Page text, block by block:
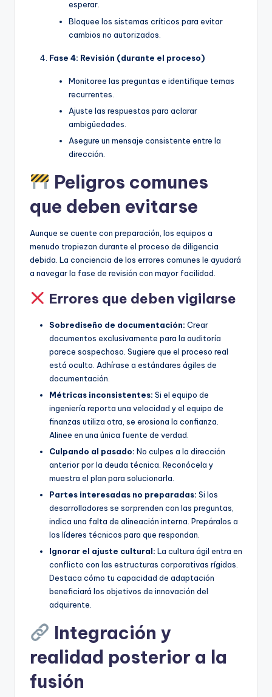
esperar.
Bloquee los sistemas críticos para evitar
cambios no autorizados.
Fase 4: Revisión (durante el proceso)
Monitoree las preguntas e identifique temas
recurrentes.
Ajuste las respuestas para aclarar
ambigüedades.
Asegure un mensaje consistente entre la
dirección.
Peligros comunes
que deben evitarse
Aunque se cuente con preparación, los equipos a
menudo tropiezan durante el proceso de diligencia
debida. La conciencia de los errores comunes le ayudará
a navegar la fase de revisión con mayor facilidad.
Errores que deben vigilarse
Sobrediseño de documentación: Crear
documentos exclusivamente para la auditoría
parece sospechoso. Sugiere que el proceso real
está oculto. Adhírase a estándares ágiles de
documentación.
Métricas inconsistentes: Si el equipo de
ingeniería reporta una velocidad y el equipo de
finanzas utiliza otra, se erosiona la confianza.
Alinee en una única fuente de verdad.
Culpando al pasado: No culpes a la dirección
anterior por la deuda técnica. Reconócela y
muestra el plan para solucionarla.
Partes interesadas no preparadas: Si los
desarrolladores se sorprenden con las preguntas,
indica una falta de alineación interna. Prepáralos a
los líderes técnicos para que respondan.
Ignorar el ajuste cultural: La cultura ágil entra en
conflicto con las estructuras corporativas rígidas.
Destaca cómo tu capacidad de adaptación
beneficiará los objetivos de innovación del
adquirente.
Integración y
realidad posterior a la
fusión